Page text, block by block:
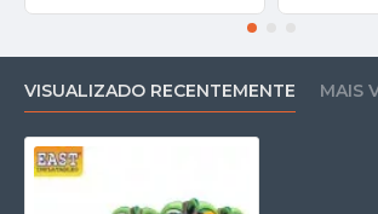
VISUALIZADO RECENTEMENTE MAIS